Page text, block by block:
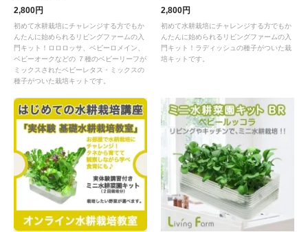
2,800円
初めて水耕栽培にチャレンジする方でもか
んたんに始められるリビングファームの入
門キット！ロロロッサ、ベビーロメイン、
ベビーオークなどの ７種のベビーリーフが
ミックスされたベビーレタス・ミックスの
種子がついた栽培キットです。
2,800円
初めて水耕栽培にチャレンジする方でもか
んたんに始められるリビングファームの入
門キット！ラディッシュの種子がついた栽
培キットです。